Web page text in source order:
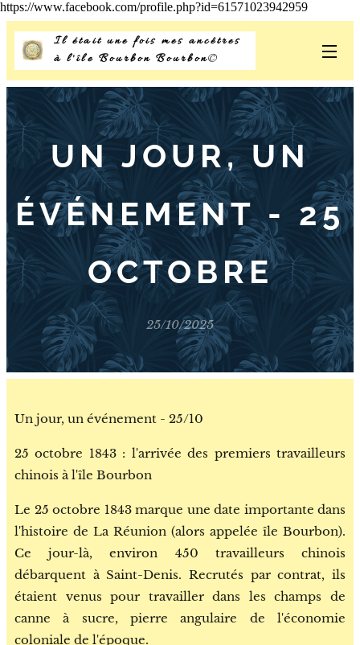
https://www.facebook.com/profile.php?id=61571023942959
Il était une fois mes ancêtres
à l'île Bourbon Bourbon©
UN JOUR, UN
ÉVÉNEMENT - 25
OCTOBRE
25/10/2025
Un jour, un événement - 25/10
25 octobre 1843 : l'arrivée des premiers travailleurs
chinois à l'île Bourbon
Le 25 octobre 1843 marque une date importante dans
l'histoire de La Réunion (alors appelée île Bourbon).
Ce jour-là, environ 450 travailleurs chinois
débarquent à Saint-Denis. Recrutés par contrat, ils
étaient venus pour travailler dans les champs de
canne à sucre, pierre angulaire de l'économie
coloniale de l'époque.